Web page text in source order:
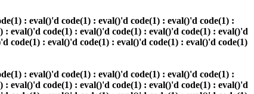
: eval()'d code(1) : eval()'d code(1) : eval()'d code(1) :
eval()'d code(1) : eval()'d code(1) : eval()'d code(1) : eval()'d
code(1) : eval()'d code(1) : eval()'d code(1) : eval()'d code(1)
: eval()'d code(1) : eval()'d code(1) : eval()'d code(1) :
eval()'d code(1) : eval()'d code(1) : eval()'d code(1) : eval()'d